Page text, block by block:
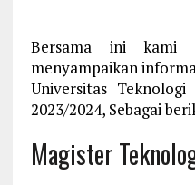
Bersama ini kami
menyampaikan
Universitas
2023/2024, Sebagai
Magister